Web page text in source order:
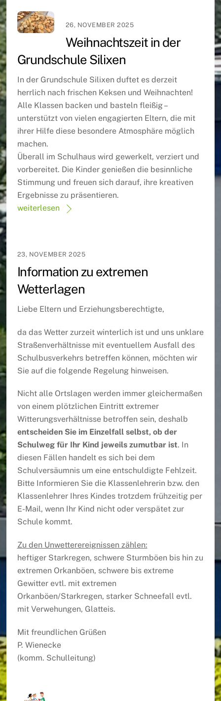
26, NOVEMBER 2025
Weihnachtszeit in der
Grundschule Silixen
In der Grundschule Silixen duftet es derzeit
herrlich nach frischen Keksen und Weihnachten!
Alle Klassen backen und basteln fleißig –
unterstützt von vielen engagierten Eltern, die mit
ihrer Hilfe diese besondere Atmosphäre möglich
machen.
Überall im Schulhaus wird gewerkelt, verziert und
vorbereitet. Die Kinder genießen die besinnliche
Stimmung und freuen sich darauf, ihre kreativen
Ergebnisse zu präsentieren.
weiterlesen
23, NOVEMBER 2025
Information zu extremen
Wetterlagen
Liebe Eltern und Erziehungsberechtigte,
da das Wetter zurzeit winterlich ist und uns unklare
Straßenverhältnisse mit eventuellem Ausfall des
Schulbusverkehrs betreffen können, möchten wir
Sie auf die folgende Regelung hinweisen.
Nicht alle Ortslagen werden immer gleichermaßen
von einem plötzlichen Eintritt extremer
Witterungsverhältnisse betroffen sein, deshalb
entscheiden Sie im Einzelfall selbst, ob der
Schulweg für Ihr Kind jeweils zumutbar ist. In
diesen Fällen handelt es sich bei dem
Schulversäumnis um eine entschuldigte Fehlzeit.
Bitte Informieren Sie die Klassenlehrerin bzw. den
Klassenlehrer Ihres Kindes trotzdem frühzeitig per
E-Mail, wenn Ihr Kind nicht oder verspätet zur
Schule kommt.
Zu den Unwetterereignissen zählen:
heftiger Starkregen, schwere Sturmböen bis hin zu
extremen Orkanböen, schwere bis extreme
Gewitter evtl. mit extremen
Orkanböen/Starkregen, starker Schneefall evtl.
mit Verwehungen, Glatteis.
Mit freundlichen Grüßen
P. Wienecke
(komm. Schulleitung)